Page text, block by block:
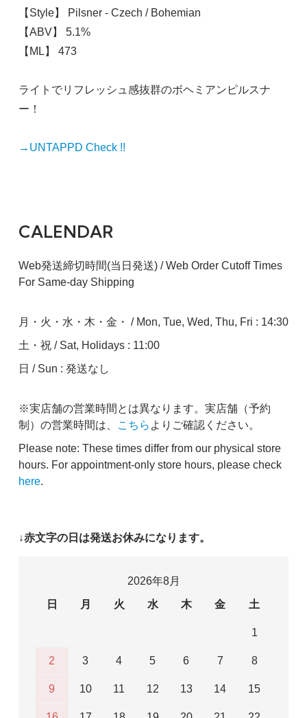
【Style】 Pilsner - Czech / Bohemian
【ABV】 5.1%
【ML】 473
ライトでリフレッシュ感抜群のボヘミアンピルスナ
ー！
→UNTAPPD Check !!
CALENDAR
Web発送締切時間(当日発送) / Web Order Cutoff Times
For Same-day Shipping
月・火・水・木・金・ / Mon, Tue, Wed, Thu, Fri : 14:30
土・祝 / Sat, Holidays : 11:00
日 / Sun : 発送なし
※実店舗の営業時間とは異なります。実店舗（予約
制）の営業時間は、
こちら よりご確認ください。
Please note: These times differ from our physical store
hours. For appointment-only store hours, please check
here.
↓赤文字の日は発送お休みになります。
2026年8月
日
月 火 水 木 金 土
1
2 3 4 5 6 7 8
9 10 11 12 13 14 15